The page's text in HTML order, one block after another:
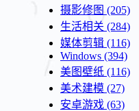
摄影修图 (205)
生活相关 (284)
媒体剪辑 (116)
Windows (394)
美图壁纸 (116)
美术建模 (27)
安卓游戏 (63)